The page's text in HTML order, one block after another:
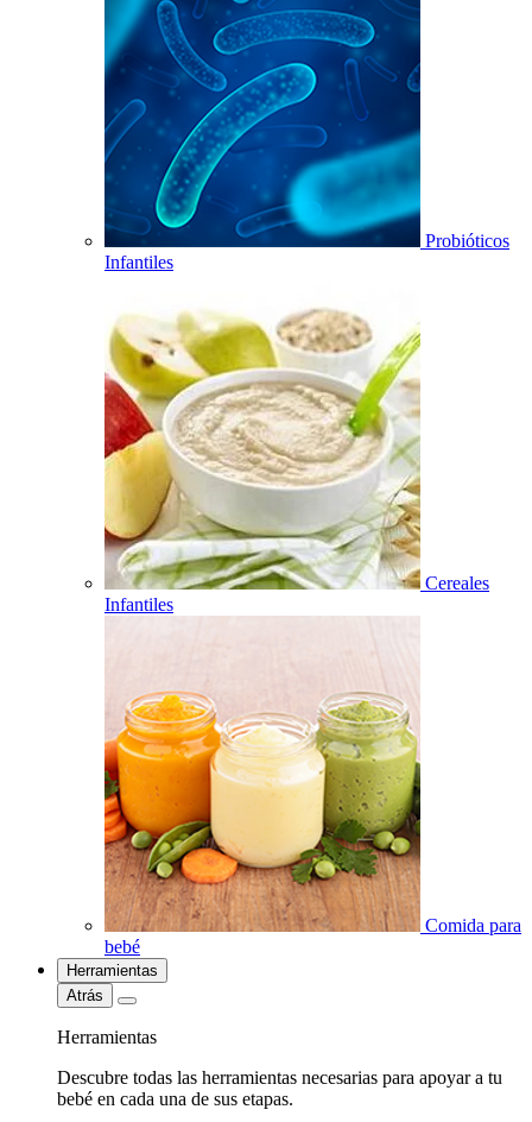
Probióticos
Infantiles
Cereales
Infantiles
Comida para
bebé
Herramientas
Atrás
Herramientas
Descubre todas las herramientas necesarias para apoyar a tu
bebé en cada una de sus etapas.